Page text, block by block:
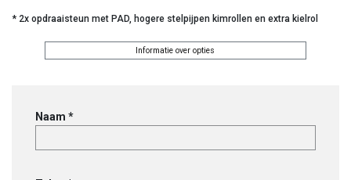
* 2x opdraaisteun met PAD, hogere stelpijpen kimrollen en extra kielrol
Informatie over opties
aantal
Naam *